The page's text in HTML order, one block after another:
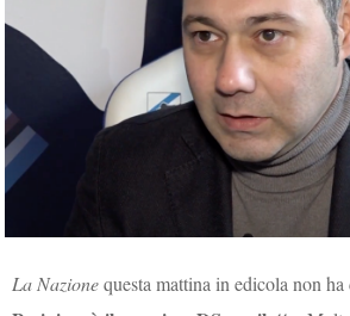
La Nazionequesta mattina in edicola non